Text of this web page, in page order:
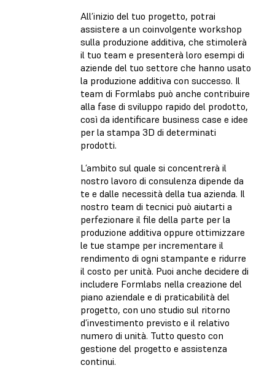
All’inizio del tuo progetto, potrai
assistere a un coinvolgente workshop
sulla produzione additiva, che stimolerà
il tuo team e presenterà loro esempi di
aziende del tuo settore che hanno usato
la produzione additiva con successo. Il
team di Formlabs può anche contribuire
alla fase di sviluppo rapido del prodotto,
così da identificare business case e idee
per la stampa 3D di determinati
prodotti.
L’ambito sul quale si concentrerà il
nostro lavoro di consulenza dipende da
te e dalle necessità della tua azienda. Il
nostro team di tecnici può aiutarti a
perfezionare il file della parte per la
produzione additiva oppure ottimizzare
le tue stampe per incrementare il
rendimento di ogni stampante e ridurre
il costo per unità. Puoi anche decidere di
includere Formlabs nella creazione del
piano aziendale e di praticabilità del
progetto, con uno studio sul ritorno
d’investimento previsto e il relativo
numero di unità. Tutto questo con
gestione del progetto e assistenza
continui.